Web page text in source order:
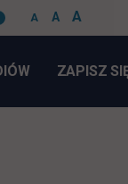
A A
A
ZAPISZ